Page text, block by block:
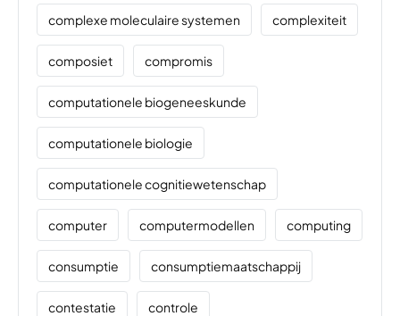
complexe moleculaire systemen complexiteit
composiet compromis
computationele biogeneeskunde
computationele biologie
computationele cognitiewetenschap
computer computermodellen computing
consumptie consumptiemaatschappij
contestatie controle